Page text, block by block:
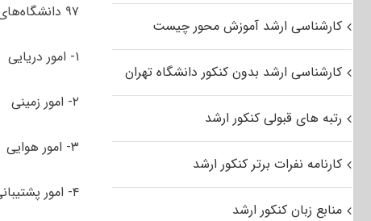
۹۷ دانشگاه‌های سراسری و آزاد اسلامی رشته مدیریت دفاعی (۲) شامل گرایش‌های:
۱- امور دریایی
۲- امور زمینی
۳- امور هوایی
۴- امور پشتیبانی
کارشناسی ارشد آموزش محور چیست
کارشناسی ارشد بدون کنکور دانشگاه تهران
رتبه های قبولی کنکور ارشد
کارنامه نفرات برتر کنکور ارشد
منابع زبان کنکور ارشد